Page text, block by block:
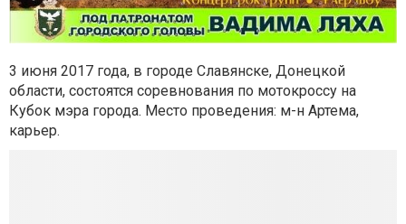
3 июня 2017 года, в городе Славянске, Донецкой
области, состоятся соревнования по мотокроссу на
Кубок мэра города. Место проведения: м-н Артема,
карьер.